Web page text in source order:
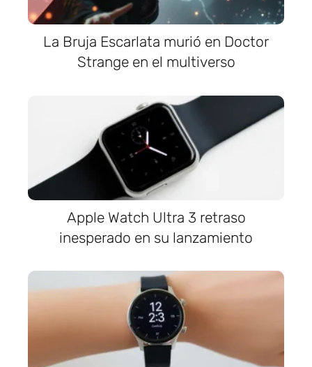
La Bruja Escarlata murió en Doctor
Strange en el multiverso
Apple Watch Ultra 3 retraso
inesperado en su lanzamiento